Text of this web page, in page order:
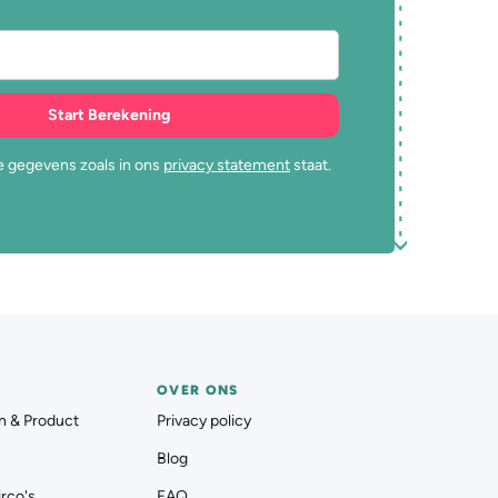
gegevens zoals in ons privacy statementstaat.
& Product
OVER ONS
Privacy policy
Blog